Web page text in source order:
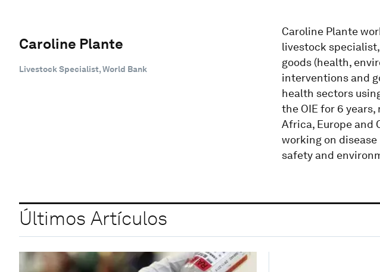
Caroline Plante
Livestock Specialist, World Bank
Caroline Plante
livestock
goods (health,
interventions and
health sectors
the OIE for 6
Africa, Europe and
working on
safety and
Últimos Artículos